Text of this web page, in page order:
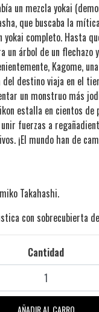
un mezcla yokai
que buscaba la
yokai completo. Hasta
un árbol de un flechazo
Kagome,
del destino viaja en el
un monstruo más
estalla en cientos de
fuerzas a
¡El mundo han de
Takahashi.
con sobrecubierta
Cantidad